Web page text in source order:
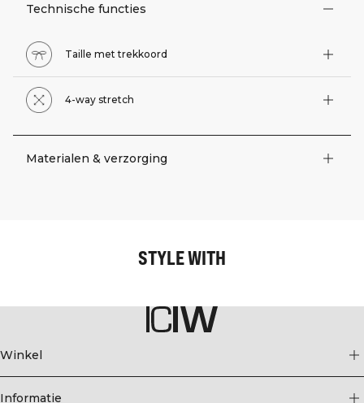
Technische functies
Taille met trekkoord
4-way stretch
Materialen & verzorging
STYLE WITH
Winkel
Informatie